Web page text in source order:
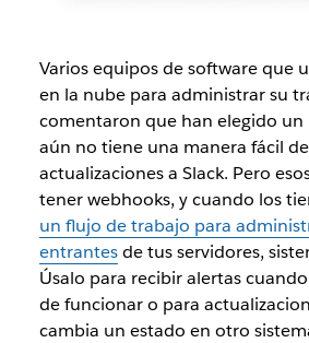
Varios equipos de software que
en la nube para administrar su
comentaron que han elegido
aún no tiene una manera fácil
actualizaciones a Slack. Pero
tener webhooks, y cuando los
un flujo de trabajo para
entrantesde tus servidores,
Úsalo para recibir alertas
de funcionar o para
cambia un estado en otro